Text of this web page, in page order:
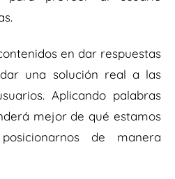
en dar respuestas
una solución real a las
Aplicando palabras
mejor de qué estamos
de manera